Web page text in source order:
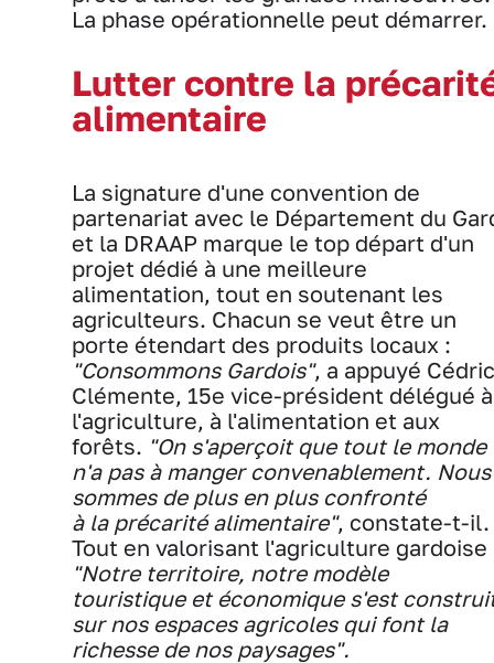
La phase opérationnelle peut démarrer.
Lutter contre la
alimentaire
La signature d'une convention de
partenariat avec le Département du
et la DRAAP marque le top départ d'un
projet dédié à une meilleure
alimentation, tout en soutenant les
agriculteurs. Chacun se veut être un
porte étendart des produits locaux :
"Consommons Gardois", a appuyé Cédric
Clémente, 15e vice-président délégué à
l'agriculture, à l'alimentation et aux
forêts. "On s'aperçoit que tout le monde
n'a pas à manger convenablement. Nous
sommes de plus en plus confronté
à la précarité alimentaire", constate-t-il.
Tout en valorisant l'agriculture gardoise
"Notre territoire, notre modèle
touristique et économique s'est
sur nos espaces agricoles qui font la
richesse de nos paysages".